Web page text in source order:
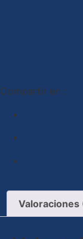
Compartir en :
Valoraciones